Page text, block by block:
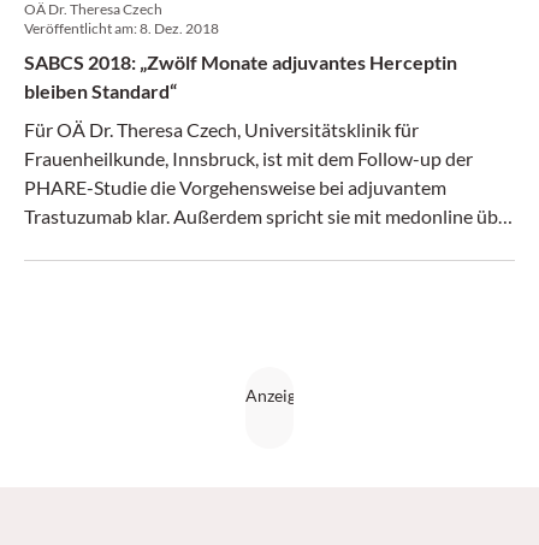
OÄ Dr. Theresa Czech
Veröffentlicht am:8. Dez. 2018
SABCS 2018: „Zwölf Monate adjuvantes Herceptin
bleiben Standard“
Für OÄ Dr. Theresa Czech, Universitätsklinik für
Frauenheilkunde, Innsbruck, ist mit dem Follow-up der
PHARE-Studie die Vorgehensweise bei adjuvantem
Trastuzumab klar. Außerdem spricht sie mit medonline über